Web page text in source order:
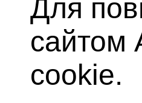
Для
сайтом
cookie.